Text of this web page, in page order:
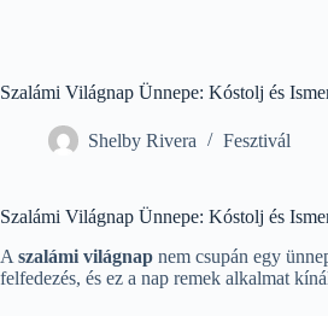
Szalámi Világnap Ünnepe: Kóstolj és
Shelby Rivera Fesztivál
Szalámi Világnap Ünnepe: Kóstolj és
A szalámi világnap nem csupán egy
felfedezés, és ez a nap remek alkalmat